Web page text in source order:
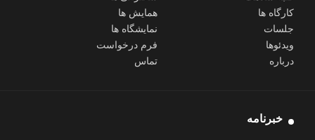
کارگاه ها
همایش ها
جلسات
نمایشگاه ها
ویدئوها
فرم درخواست
درباره
تماس
خبرنامه